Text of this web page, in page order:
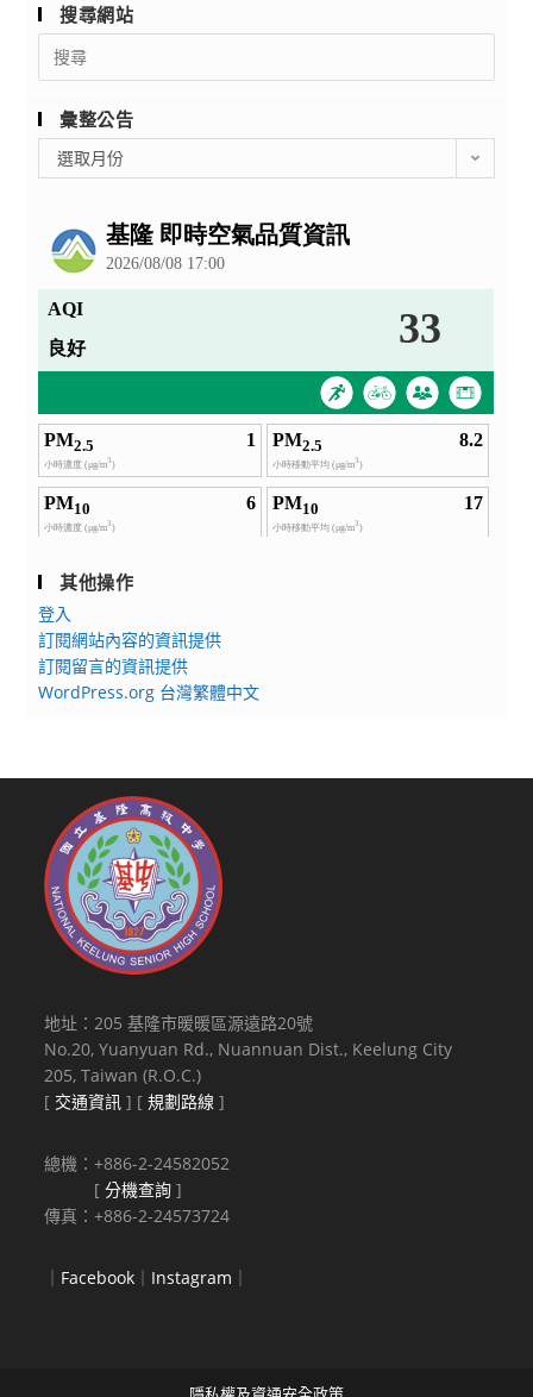
搜尋網站
Search
for:
彙整公告
整
選取月份
其他操作
登入
訂閱網站內容的資訊提供
訂閱留言的資訊提供
WordPress.org 台灣繁體中文
地址：205 基隆市暖暖區源遠路20號
No.20, Yuanyuan Rd., Nuannuan Dist., Keelung City
205, Taiwan (R.O.C.)
[ 交通資訊 ] [規劃路線 ]
總機：+886-2-24582052
[分機查詢 ]
傳真：+886-2-24573724
｜ Facebook ｜ Instagram ｜